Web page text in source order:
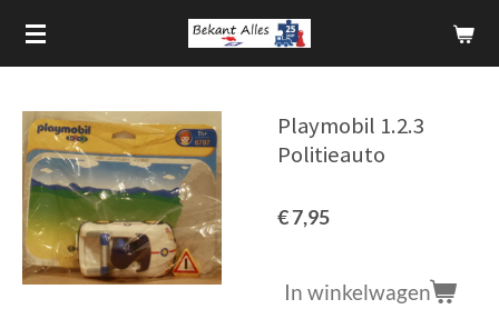
Ga
direct
hoofdinhoud
Playmobil 1.2.3
Politieauto
€ 7,95
In winkelwagen